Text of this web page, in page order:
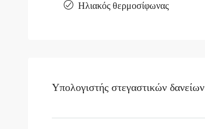
Ηλιακός θερμοσίφωνας
Υπολογιστής στεγαστικών δανείων